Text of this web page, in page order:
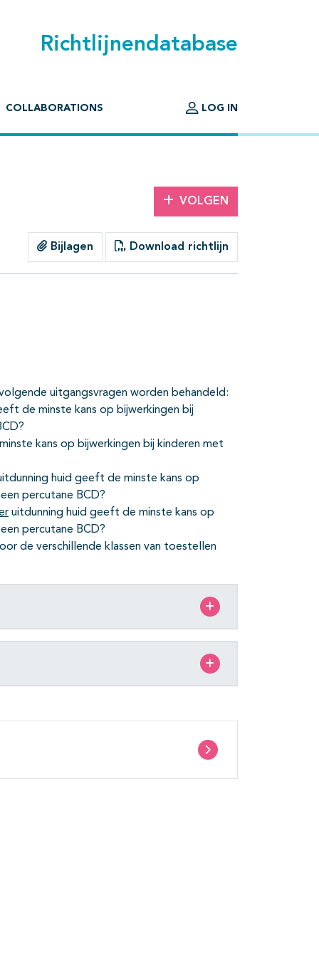
Richtlijnendatabase
COLLABORATIONS LOG IN
VOLGEN
Bijlagen Download richtlijn
uitgangsvragen worden behandeld:
de minste kans op bijwerkingen bij
kans op bijwerkingen bij kinderen met
huid geeft de minste kans op
percutane BCD?
uitdunning huid geeft de minste kans op
percutane BCD?
de verschillende klassen van toestellen